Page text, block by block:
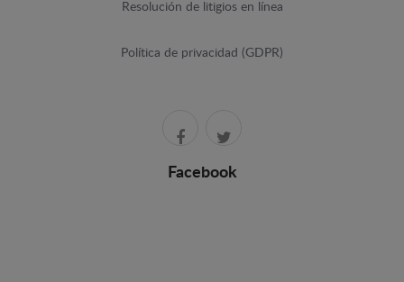
Resolución de litigios en línea
Política de privacidad (GDPR)
Facebook